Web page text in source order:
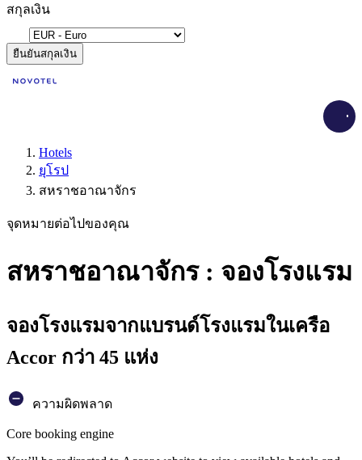
สกุลเงิน
ยืนยันสกุลเงิน
Hotels
ยุโรป
สหราชอาณาจักร
จุดหมายต่อไปของคุณ
สหราชอาณาจักร : จองโรงแรม
จองโรงแรมจากแบรนด์โรงแรมในเครือ
Accor กว่า 45 แห่ง
ความผิดพลาด
Core booking engine